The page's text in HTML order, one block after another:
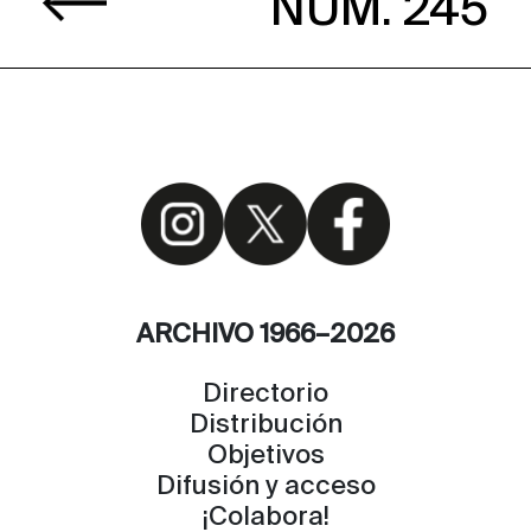
NÚM. 245
ARCHIVO 1966–2026
Directorio
Distribución
Objetivos
Difusión y acceso
¡Colabora!